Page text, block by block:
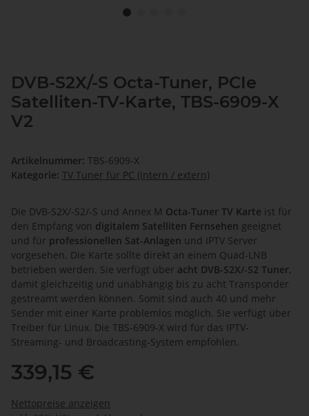
DVB-S2X/-S Octa-Tuner, PCIe
Satelliten-TV-Karte, TBS-6909-X
V2
Artikelnummer: TBS-6909-X
Kategorie: TV Tuner für PC (intern / extern)
Die DVB-S2X/-S2/-S und Annex M Octa-Tuner TV Karte ist für
den Empfang von digitalem Satelliten Fernsehen geeignet
und für professionellen Sat-Anlagen und IPTV Server
vorgesehen. Die Karte sollte direkt an einem Quad-LNB
betrieben werden. Sie verfügt über acht DVB-S2X/-S2 Tuner,
damit gleichzeitig und unabhängig bis zu acht Transponder
gestreamt werden können. Somit sind auch 40 und mehr
Sender mit einer Karte problemlos möglich. Sie verfügt über
Treiber für Linux. Die TBS-6909-X wird für das IPTV-
Streaming- und Broadcasting-System empfohlen.
339,15 €
Nettopreise anzeigen